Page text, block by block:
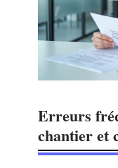
Erreurs
chantier et